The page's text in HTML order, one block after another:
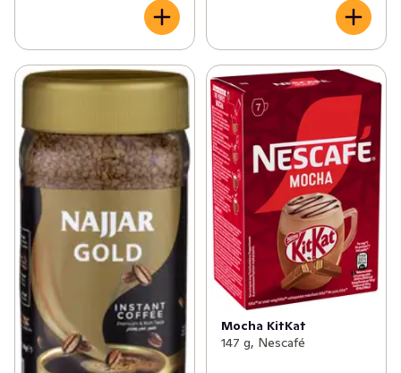
Mocha KitKat
147 g, Nescafé